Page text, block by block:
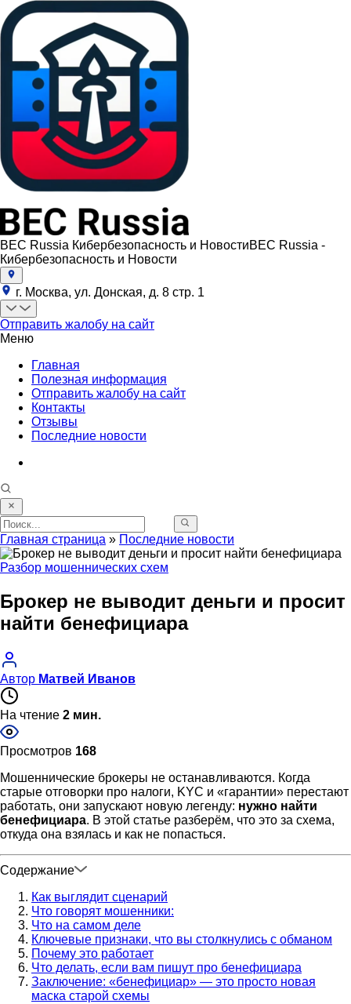
BEC Russia Кибербезопасность и НовостиBEC Russia -
Кибербезопасность и Новости
г. Москва, ул. Донская, д. 8 стр. 1
Отправить жалобу на сайт
Меню
Главная
Полезная информация
Отправить жалобу на сайт
Контакты
Отзывы
Последние новости
Главная страница » Последние новости
Разбор мошеннических схем
Брокер не выводит деньги и просит
найти бенефициара
Автор Матвей Иванов
На чтение 2 мин.
Просмотров 168
Мошеннические брокеры не останавливаются. Когда
старые отговорки про налоги, KYC и «гарантии» перестают
работать, они запускают новую легенду: нужно найти
бенефициара. В этой статье разберём, что это за схема,
откуда она взялась и как не попасться.
Содержание
Как выглядит сценарий
Что говорят мошенники:
Что на самом деле
Ключевые признаки, что вы столкнулись с обманом
Почему это работает
Что делать, если вам пишут про бенефициара
Заключение: «бенефициар» — это просто новая
маска старой схемы